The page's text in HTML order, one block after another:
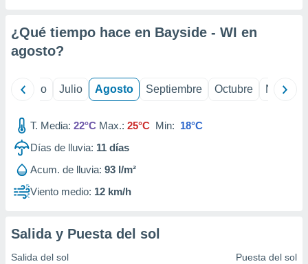
e
mediante
publicidad
publicidad
de
1199
¿Qué tiempo hace en Bayside - WI en
agosto?
Junio Julio Agosto Septiembre Octubre
T. Media: 22°C Max.: 25°C Min: 18°C
Días de lluvia: 11 días
Acum. de lluvia: 93 l/m²
Viento medio: 12 km/h
Salida y Puesta del sol
Salida del sol Puesta del sol